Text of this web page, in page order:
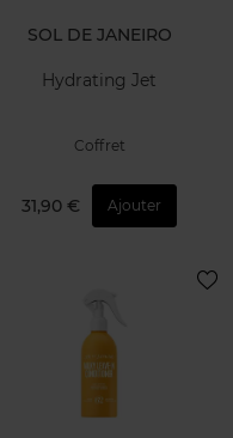
SOL DE JANEIRO
Hydrating Jet
Coffret
31,90 € Ajouter